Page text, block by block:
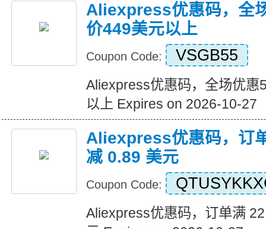
Aliexpress优惠码，全
价449美元以上
Coupon Code: VSGB55
Aliexpress优惠码，全场优惠
以上 Expires on 2026-10-27
Aliexpress优惠码，订
减 0.89 美元
Coupon Code:
Aliexpress优惠码，订单满